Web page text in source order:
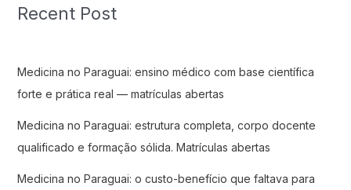
Recent Post
Medicina no Paraguai: ensino médico com base científica
forte e prática real — matrículas abertas
Medicina no Paraguai: estrutura completa, corpo docente
qualificado e formação sólida. Matrículas abertas
Medicina no Paraguai: o custo-benefício que faltava para